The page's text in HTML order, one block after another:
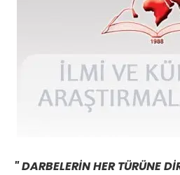
" DARBELERİN HER TÜRÜNE